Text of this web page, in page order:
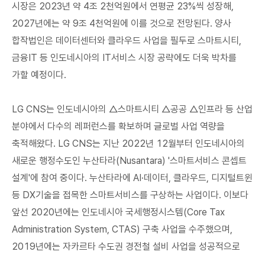
시장은 2023년 약 4조 2천억원에서 연평균 23%씩 성장해,
2027년에는 약 9조 4천억원에 이를 것으로 전망된다. 양사
합작법인은 데이터센터와 클라우드 사업을 필두로 스마트시티,
금융IT 등 인도네시아의 IT서비스 시장 공략에도 더욱 박차를
가할 예정이다.
LG CNS는 인도네시아의 △스마트시티 △공공 △인프라 등 산업
분야에서 다수의 레퍼런스를 확보하며 글로벌 사업 역량을
축적해왔다. LG CNS는 지난 2022년 12월부터 인도네시아의
새로운 행정수도인 누산타라(Nusantara) '스마트서비스 콘셉트
설계'에 참여 중이다. 누산타라에 AI·데이터, 클라우드, 디지털트윈
등 DX기술을 접목한 스마트서비스를 구상하는 사업이다. 이보다
앞선 2020년에는 인도네시아 국세행정시스템(Core Tax
Administration System, CTAS) 구축 사업을 수주했으며,
2019년에는 자카르타 수도권 경전철 설비 사업을 성공적으로